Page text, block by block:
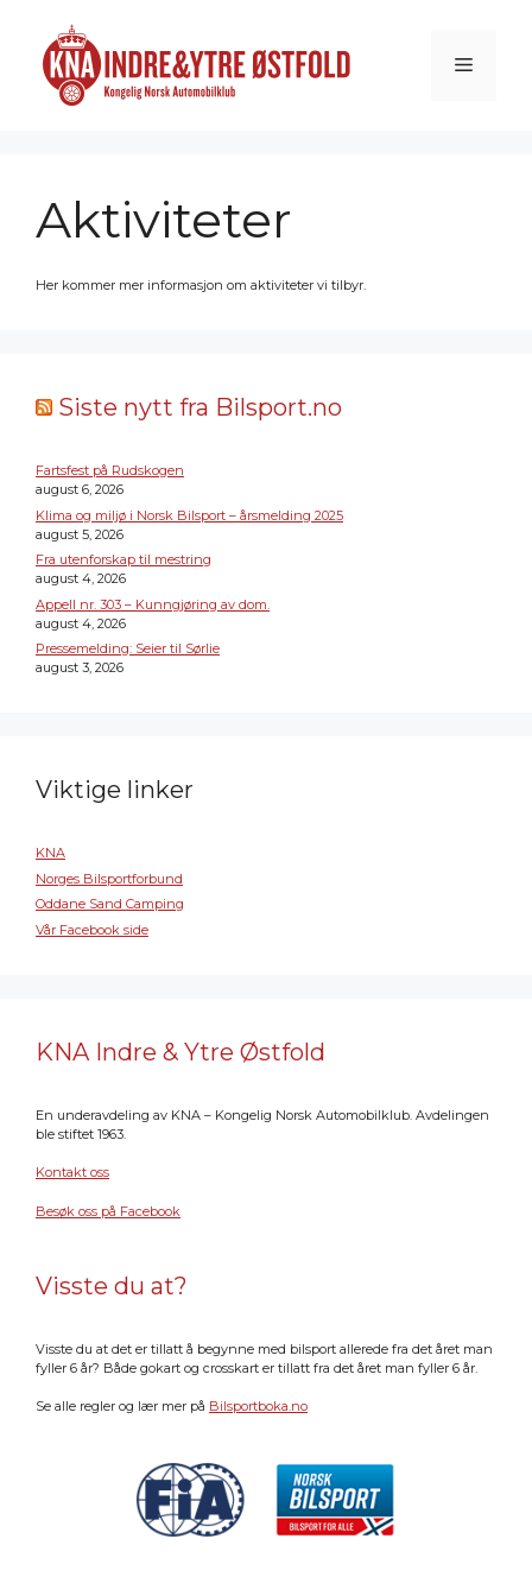
innhold
Meny
Aktiviteter
Her kommer mer informasjon om aktiviteter vi tilbyr.
Siste nytt fra Bilsport.no
Fartsfest på Rudskogen
august 6, 2026
Klima og miljø i Norsk Bilsport – årsmelding 2025
august 5, 2026
Fra utenforskap til mestring
august 4, 2026
Appell nr. 303 – Kunngjøring av dom.
august 4, 2026
Pressemelding: Seier til Sørlie
august 3, 2026
Viktige linker
KNA
Norges Bilsportforbund
Oddane Sand Camping
Vår Facebook side
KNA Indre & Ytre Østfold
En underavdeling av KNA – Kongelig Norsk Automobilklub. Avdelingen
ble stiftet 1963.
Kontakt oss
Besøk oss på Facebook
Visste du at?
Visste du at det er tillatt å begynne med bilsport allerede fra det året man
fyller 6 år? Både gokart og crosskart er tillatt fra det året man fyller 6 år.
Se alle regler og lær mer på Bilsportboka.no